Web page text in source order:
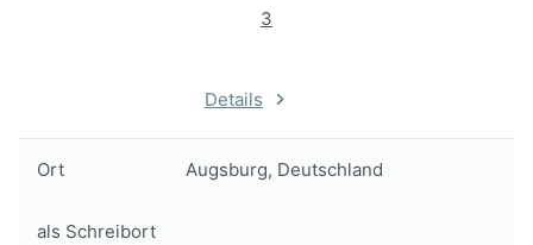
3
Details
Ort Augsburg, Deutschland
als Schreibort